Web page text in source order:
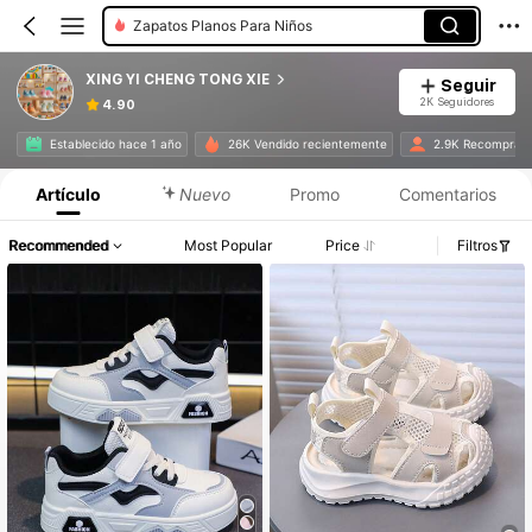
Zapatos Planos Para Niños
XING YI CHENG TONG XIE
4.90
Seguir
2K Seguidores
Establecido hace 1 año 26K Vendido recientemente 2.9K Recompra
Artículo Nuevo Promo Comentarios
Recommended Most Popular Price Filtros